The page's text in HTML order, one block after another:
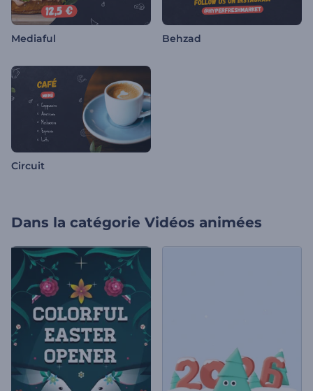
Mediaful Behzad
Circuit
Dans la catégorie Vidéos animées